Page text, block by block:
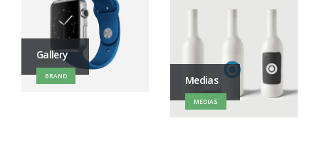
Gallery
BRAND Medias
MEDIAS